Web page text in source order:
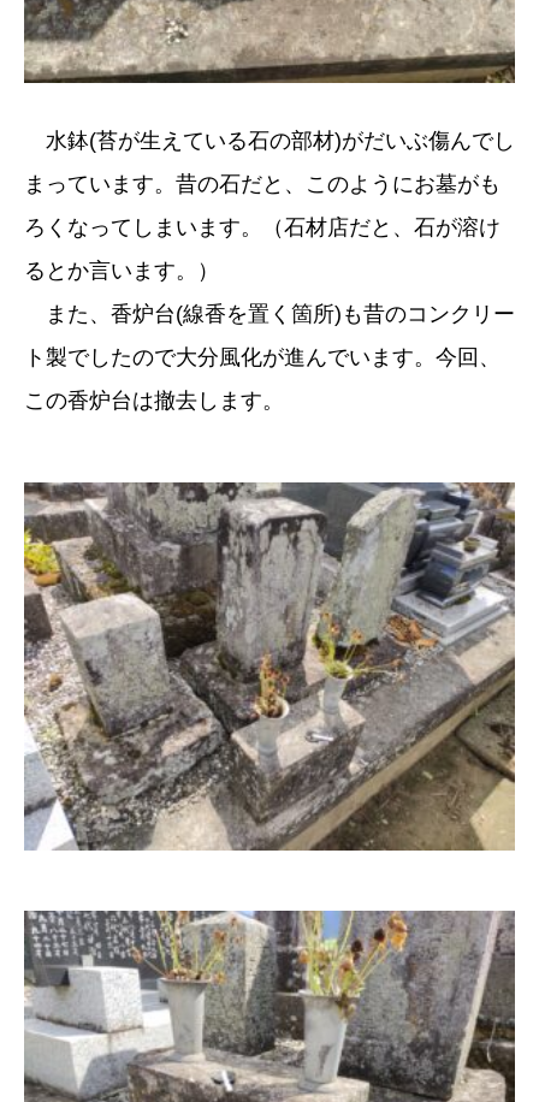
水鉢(苔が生えている石の部材)がだいぶ傷んでし
まっています。昔の石だと、このようにお墓がも
ろくなってしまいます。（石材店だと、石が溶け
るとか言います。）
また、香炉台(線香を置く箇所)も昔のコンクリー
ト製でしたので大分風化が進んでいます。今回、
この香炉台は撤去します。